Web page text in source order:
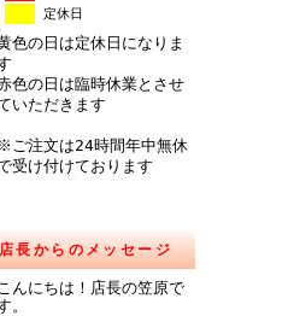
定休日
色の日は定休日になりま
色の日は臨時休業とさせ
いただきます
※ご注文は24時間年中無休
受け付けております
店長からのメッセージ
んにちは！店長の笠原で
。